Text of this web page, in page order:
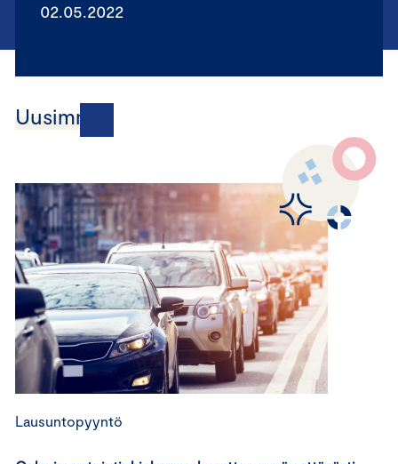
02.05.2022
Uusimmat
Lausuntopyyntö